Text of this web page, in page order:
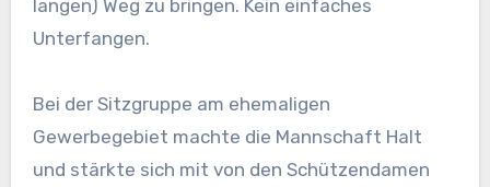
langen) Weg zu bringen. Kein einfaches
Unterfangen.
Bei der Sitzgruppe am ehemaligen
Gewerbegebiet machte die Mannschaft Halt
und stärkte sich mit von den Schützendamen